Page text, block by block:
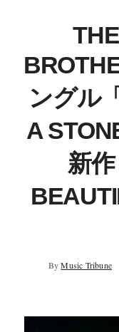
ングル
A
新
By Music Tribune